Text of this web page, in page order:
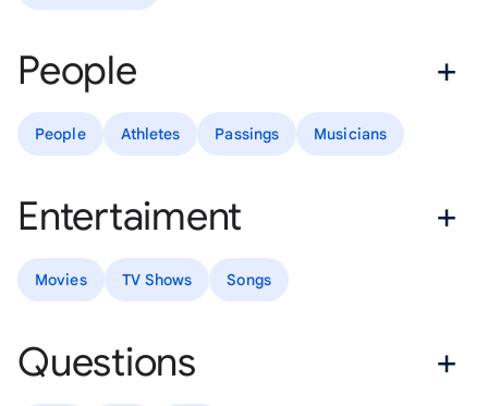
People
People Athletes Passings Musicians
Entertaiment
Movies TV Shows Songs
Questions